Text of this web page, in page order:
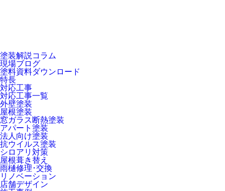
塗装解説コラム
現場ブログ
塗料資料ダウンロード
特長
対応工事
対応工事一覧
外壁塗装
屋根塗装
窓ガラス断熱塗装
アパート塗装
法人向け塗装
抗ウイルス塗装
シロアリ対策
屋根葺き替え
雨樋修理･交換
リノベーション
店舗デザイン